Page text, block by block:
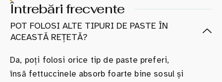
Întrebări frecvente
POT FOLOSI ALTE TIPURI DE PASTE ÎN
ACEASTĂ REȚETĂ?
Da, poți folosi orice tip de paste preferi,
însă fettuccinele absorb foarte bine sosul și